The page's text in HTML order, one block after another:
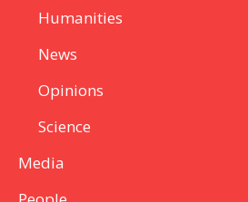
Humanities
News
Opinions
Science
Media